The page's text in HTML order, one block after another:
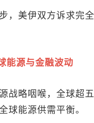
，美伊双方诉求完
能源与金融波动
战略咽喉，全球超
球能源供需平衡。